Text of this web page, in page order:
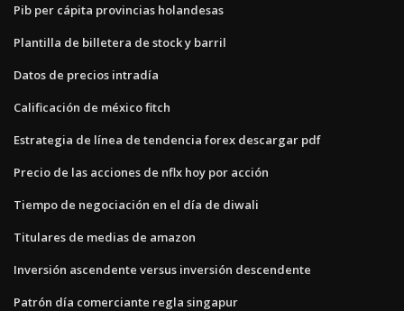
Pib per cápita provincias holandesas
Plantilla de billetera de stock y barril
Datos de precios intradía
Calificación de méxico fitch
Estrategia de línea de tendencia forex descargar pdf
Precio de las acciones de nflx hoy por acción
Tiempo de negociación en el día de diwali
Titulares de medias de amazon
Inversión ascendente versus inversión descendente
Patrón día comerciante regla singapur